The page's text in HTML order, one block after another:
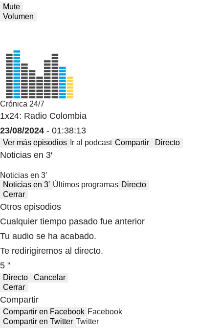
Mute
Volumen
Crónica 24/7
1x24: Radio Colombia
23/08/2024 - 01:38:13
Ver más episodios Ir al podcast Compartir Directo
Noticias en 3′
Noticias en 3′
Noticias en 3′ Últimos programas Directo
Cerrar
Otros episodios
Cualquier tiempo pasado fue anterior
Tu audio se ha acabado.
Te redirigiremos al directo.
5 "
Directo
Cancelar
Cerrar
Compartir
Compartir en Facebook Facebook
Compartir en Twitter Twitter